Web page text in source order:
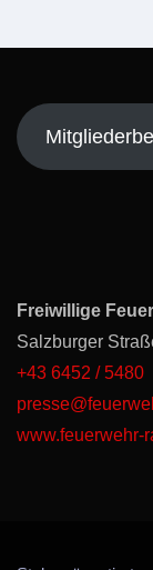
Freiwillige
Salzburger
+43 6452 / 5480
www.feuerwehr-